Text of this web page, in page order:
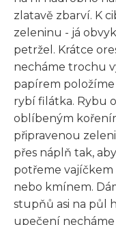
zlatavě zbarví. K
zeleninu - já
petržel. Krátce
necháme trochu
papírem
rybí filátka. Rybu
oblíbeným
připravenou
přes náplň tak,
potřeme vajíčkem
nebo kmínem.
stupňů asi na půl
upečení